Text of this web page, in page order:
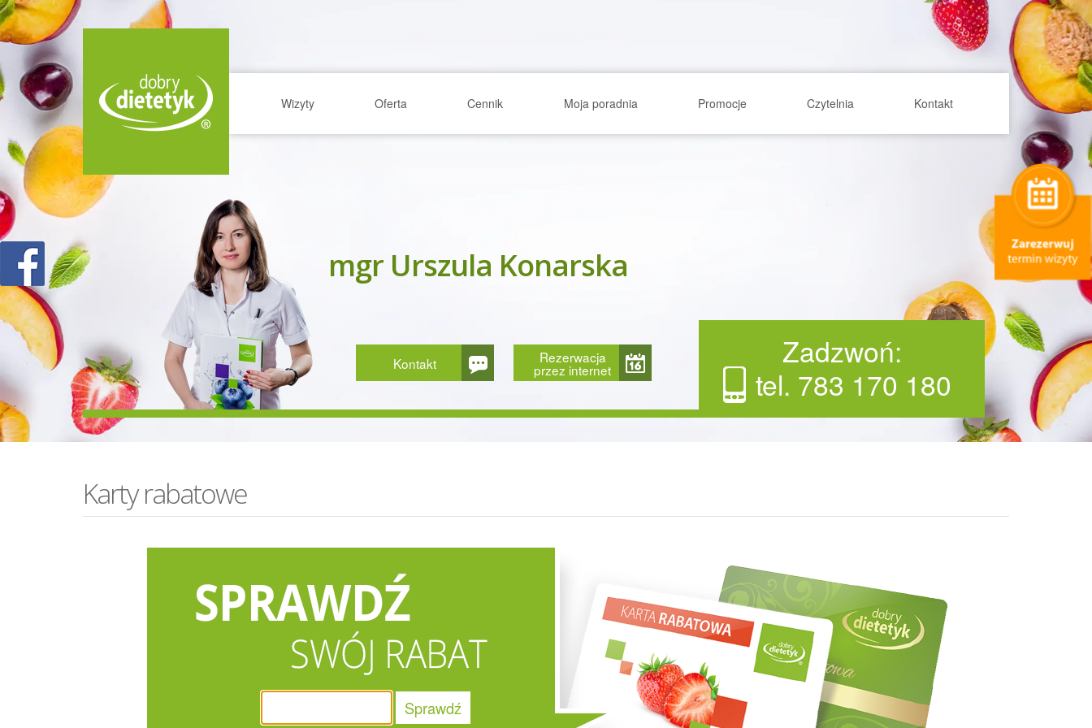
Wizyty Oferta Cennik Moja poradnia Promocje Czytelnia Kontakt
Kontakt Rezerwacja
przez internet
Zadzwoń:
tel. 783 170 180
mgr Urszula Konarska
Karty rabatowe
Sprawdź